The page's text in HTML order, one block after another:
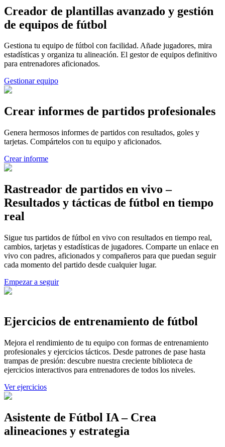
Creador de plantillas avanzado y gestión
de equipos de fútbol
Gestiona tu equipo de fútbol con facilidad. Añade jugadores, mira
estadísticas y organiza tu alineación. El gestor de equipos definitivo
para entrenadores aficionados.
Gestionar equipo
Crear informes de partidos profesionales
Genera hermosos informes de partidos con resultados, goles y
tarjetas. Compártelos con tu equipo y aficionados.
Crear informe
Rastreador de partidos en vivo –
Resultados y tácticas de fútbol en tiempo
real
Sigue tus partidos de fútbol en vivo con resultados en tiempo real,
cambios, tarjetas y estadísticas de jugadores. Comparte un enlace en
vivo con padres, aficionados y compañeros para que puedan seguir
cada momento del partido desde cualquier lugar.
Empezar a seguir
Ejercicios de entrenamiento de fútbol
Mejora el rendimiento de tu equipo con formas de entrenamiento
profesionales y ejercicios tácticos. Desde patrones de pase hasta
trampas de presión: descubre nuestra creciente biblioteca de
ejercicios interactivos para entrenadores de todos los niveles.
Ver ejercicios
Asistente de Fútbol IA – Crea
alineaciones y estrategia